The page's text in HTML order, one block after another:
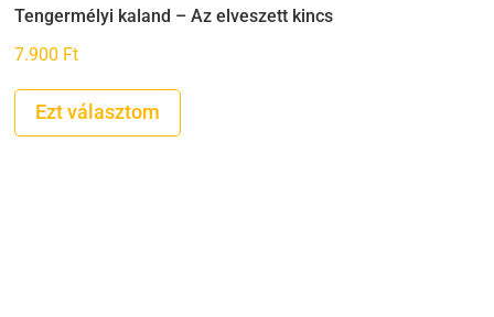
Tengermélyi kaland – Az elveszett kincs
7.900 Ft
Ezt választom